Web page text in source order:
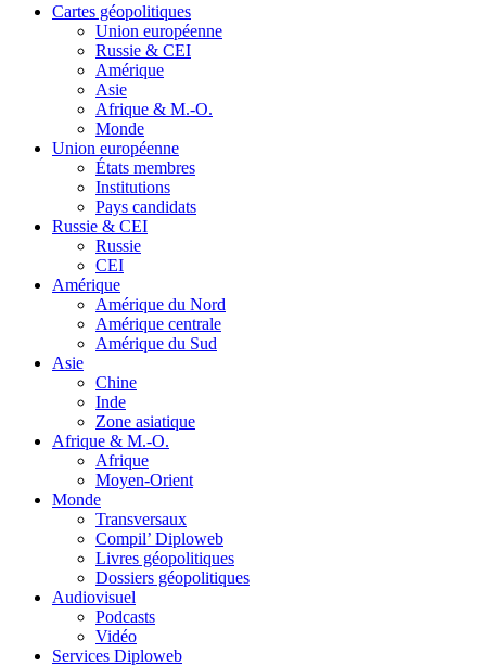
Cartes géopolitiques
Union européenne
Russie & CEI
Amérique
Asie
Afrique & M.-O.
Monde
Union européenne
États membres
Institutions
Pays candidats
Russie & CEI
Russie
CEI
Amérique
Amérique du Nord
Amérique centrale
Amérique du Sud
Asie
Chine
Inde
Zone asiatique
Afrique & M.-O.
Afrique
Moyen-Orient
Monde
Transversaux
Compil’ Diploweb
Livres géopolitiques
Dossiers géopolitiques
Audiovisuel
Podcasts
Vidéo
Services Diploweb